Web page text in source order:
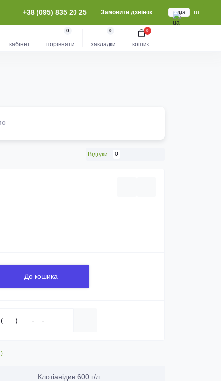
+38 (095) 835 20 25 Замовити дзвінок ua ru
кабінет порівняти
0
закладки
0
кошик
0
Відгуки: 0
До кошика
Клотіанідин 600 г/л